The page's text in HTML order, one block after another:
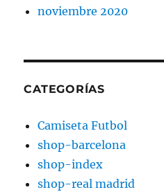
noviembre 2020
CATEGORÍAS
Camiseta Futbol
shop-barcelona
shop-index
shop-real madrid